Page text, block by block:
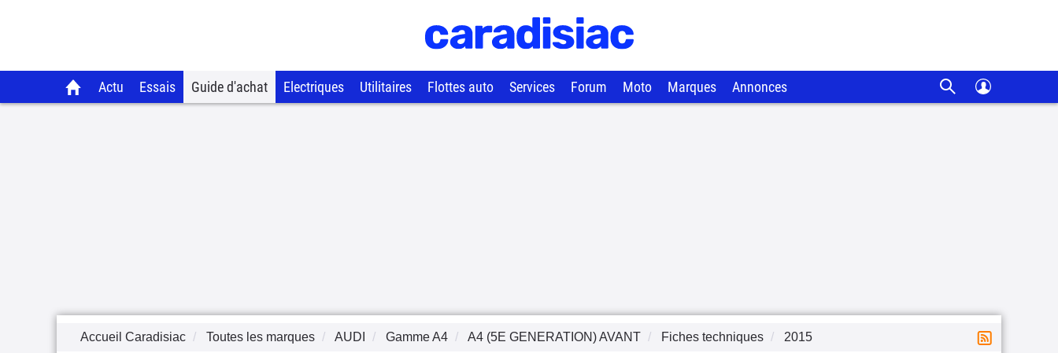
Actu Essais Guide d'achat Electriques Utilitaires Flottes auto Services Forum Moto Marques Annonces
Accueil Caradisiac Toutes les marques AUDI GammeA4 A4 (5E GENERATION) AVANT Fiches techniques 2015